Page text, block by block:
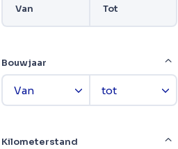
Van Tot
Bouwjaar
Kilometerstand